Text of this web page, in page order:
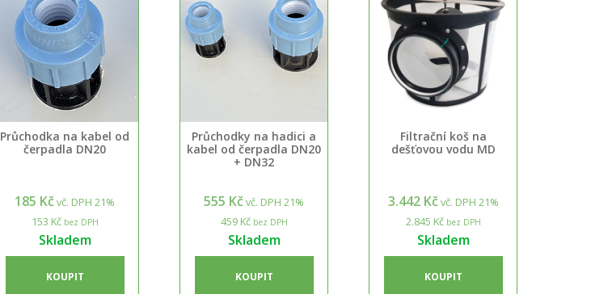
Průchodka na kabel od
čerpadla DN20
185 Kčvč. DPH 21%
153 Kčbez DPH
Skladem
KOUPIT
Průchodky na hadici a
kabel od čerpadla DN20
+ DN32
555 Kčvč. DPH 21%
459 Kčbez DPH
Skladem
KOUPIT
Filtrační koš na
dešťovou vodu MD
3.442 Kčvč. DPH 21%
2.845 Kčbez DPH
Skladem
KOUPIT